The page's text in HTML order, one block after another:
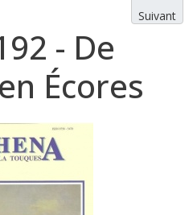
Suivant
- De
Écores